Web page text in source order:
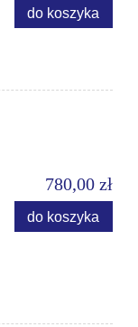
do koszyka
780,00 zł
do koszyka